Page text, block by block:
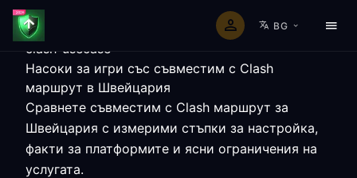
BG
clash-usecase
Насоки за игри със съвместим с Clash
маршрут в Швейцария
Сравнете съвместим с Clash маршрут за
Швейцария с измерими стъпки за настройка,
факти за платформите и ясни ограничения на
услугата.